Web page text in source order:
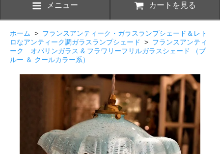
メニュー カートを見る
ホーム > フランスアンティーク・ガラスランプシェード＆レト
ロなアンティーク調ガラスランプシェード
> フランスアンティ
ーク オパリンガラス & フラワリーフリルガラスシェード （ブ
ルー ＆ クールカラー系）